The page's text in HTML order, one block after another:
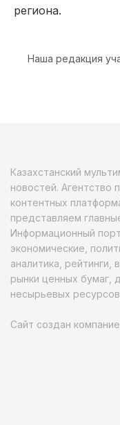
региона.
Наша редакция
Казахстанский
новостей. Агентство
контентных
представляем
Информационный
экономические,
аналитика,
рынки ценных бумаг,
несырьевых
Сайт создан